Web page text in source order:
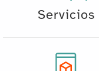
Servicios